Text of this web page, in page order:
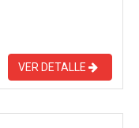
VER DETALLE